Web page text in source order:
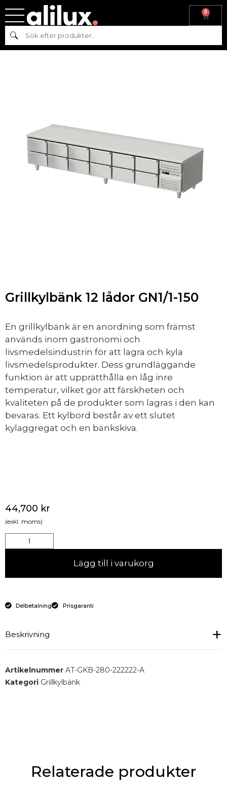
0
Sök
Hem
Grillkylbänk 12 lådor GN1/1-150
En grillkylbänk är en anordning som främst
används inom gastronomi och
livsmedelsindustrin för att lagra och kyla
livsmedelsprodukter. Dess grundläggande
funktion är att upprätthålla en låg inre
temperatur, vilket gör att färskheten och
kvaliteten på de produkter som lagras i den kan
bevaras. Ett kylbord består av ett slutet
kylaggregat och en bänkskiva.
44,700 kr
(exkl. moms)
Lägg till i varukorg
Delbetalning Prisgaranti
Beskrivning
Grillkylbänk med 12 lådor.
Artikelnummer AT-GKB-280-222222-A
Kategori Grillkylbänk
Relaterade produkter